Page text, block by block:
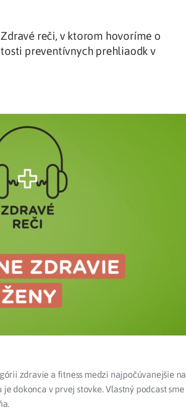
Liečba v zahraničí
reči, v ktorom hovoríme o
preventívnych prehliaodk v
zdravie a fitness medzi najpočúvanejšie na
dokonca v prvej stovke. Vlastný podcast sme